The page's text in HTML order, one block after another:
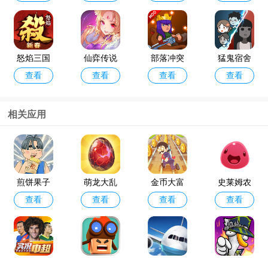
怒焰三国
杀oppo版
查看
仙弈传说
手游taptap
查看
部落冲突
破解版202
查看
猛鬼宿舍
最新版破
查看
咸鱼之王
最新版本
查看
金铲铲之
战体验服
官方版202
4
查看
相关应用
煎饼果子
游戏
查看
萌龙大乱
斗手机版
查看
金币大富
翁多游版
本
查看
史莱姆农
场情怀移
植中文版
查看